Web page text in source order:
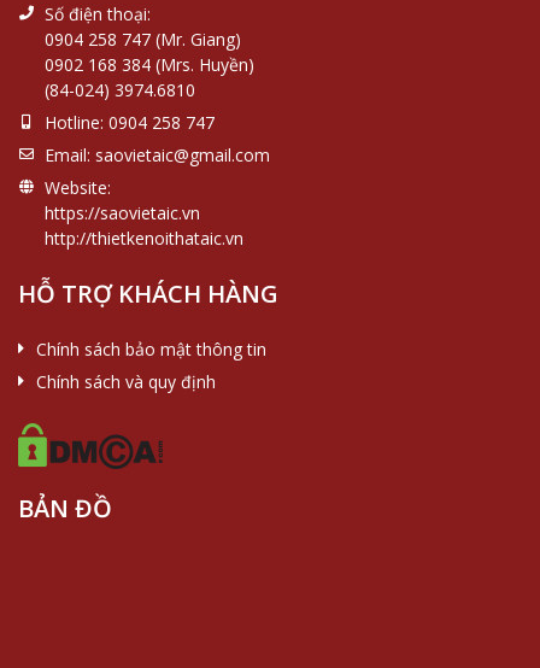
Số điện thoại:
0904 258 747 (Mr. Giang)
0902 168 384 (Mrs. Huyền)
(84-024) 3974.6810
Hotline: 0904 258 747
Email: saovietaic@gmail.com
Website:
https://saovietaic.vn
http://thietkenoithataic.vn
HỖ TRỢ KHÁCH HÀNG
Chính sách bảo mật thông tin
Chính sách và quy định
BẢN ĐỒ